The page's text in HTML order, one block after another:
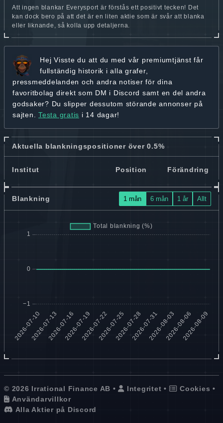
Att ingen blankar Everysport är förstås ett positivt tecken! Det
kan dock bero på att det är en liten aktie som är svår att blanka
eller liknande, så kolla upp detaljerna.
Hej Visste du att du med vår premiumtjänst får
fullständig historik i alla grafer,
pressmeddelanden och andra notiser för dina
favoritbolag direkt som DM i Discord samt en del andra
godsaker? Du slipper dessutom störande annonser på
sajten. Testa gratis i 14 dagar!
Aktuella blankningspositioner över 0.5%
Institut Position Förändring
Blankning 1 mån 6 mån 1 år Allt
© 2026 Irrational Finance AB • Integritet • Cookies •
Användarvillkor
Alla Aktier på Discord